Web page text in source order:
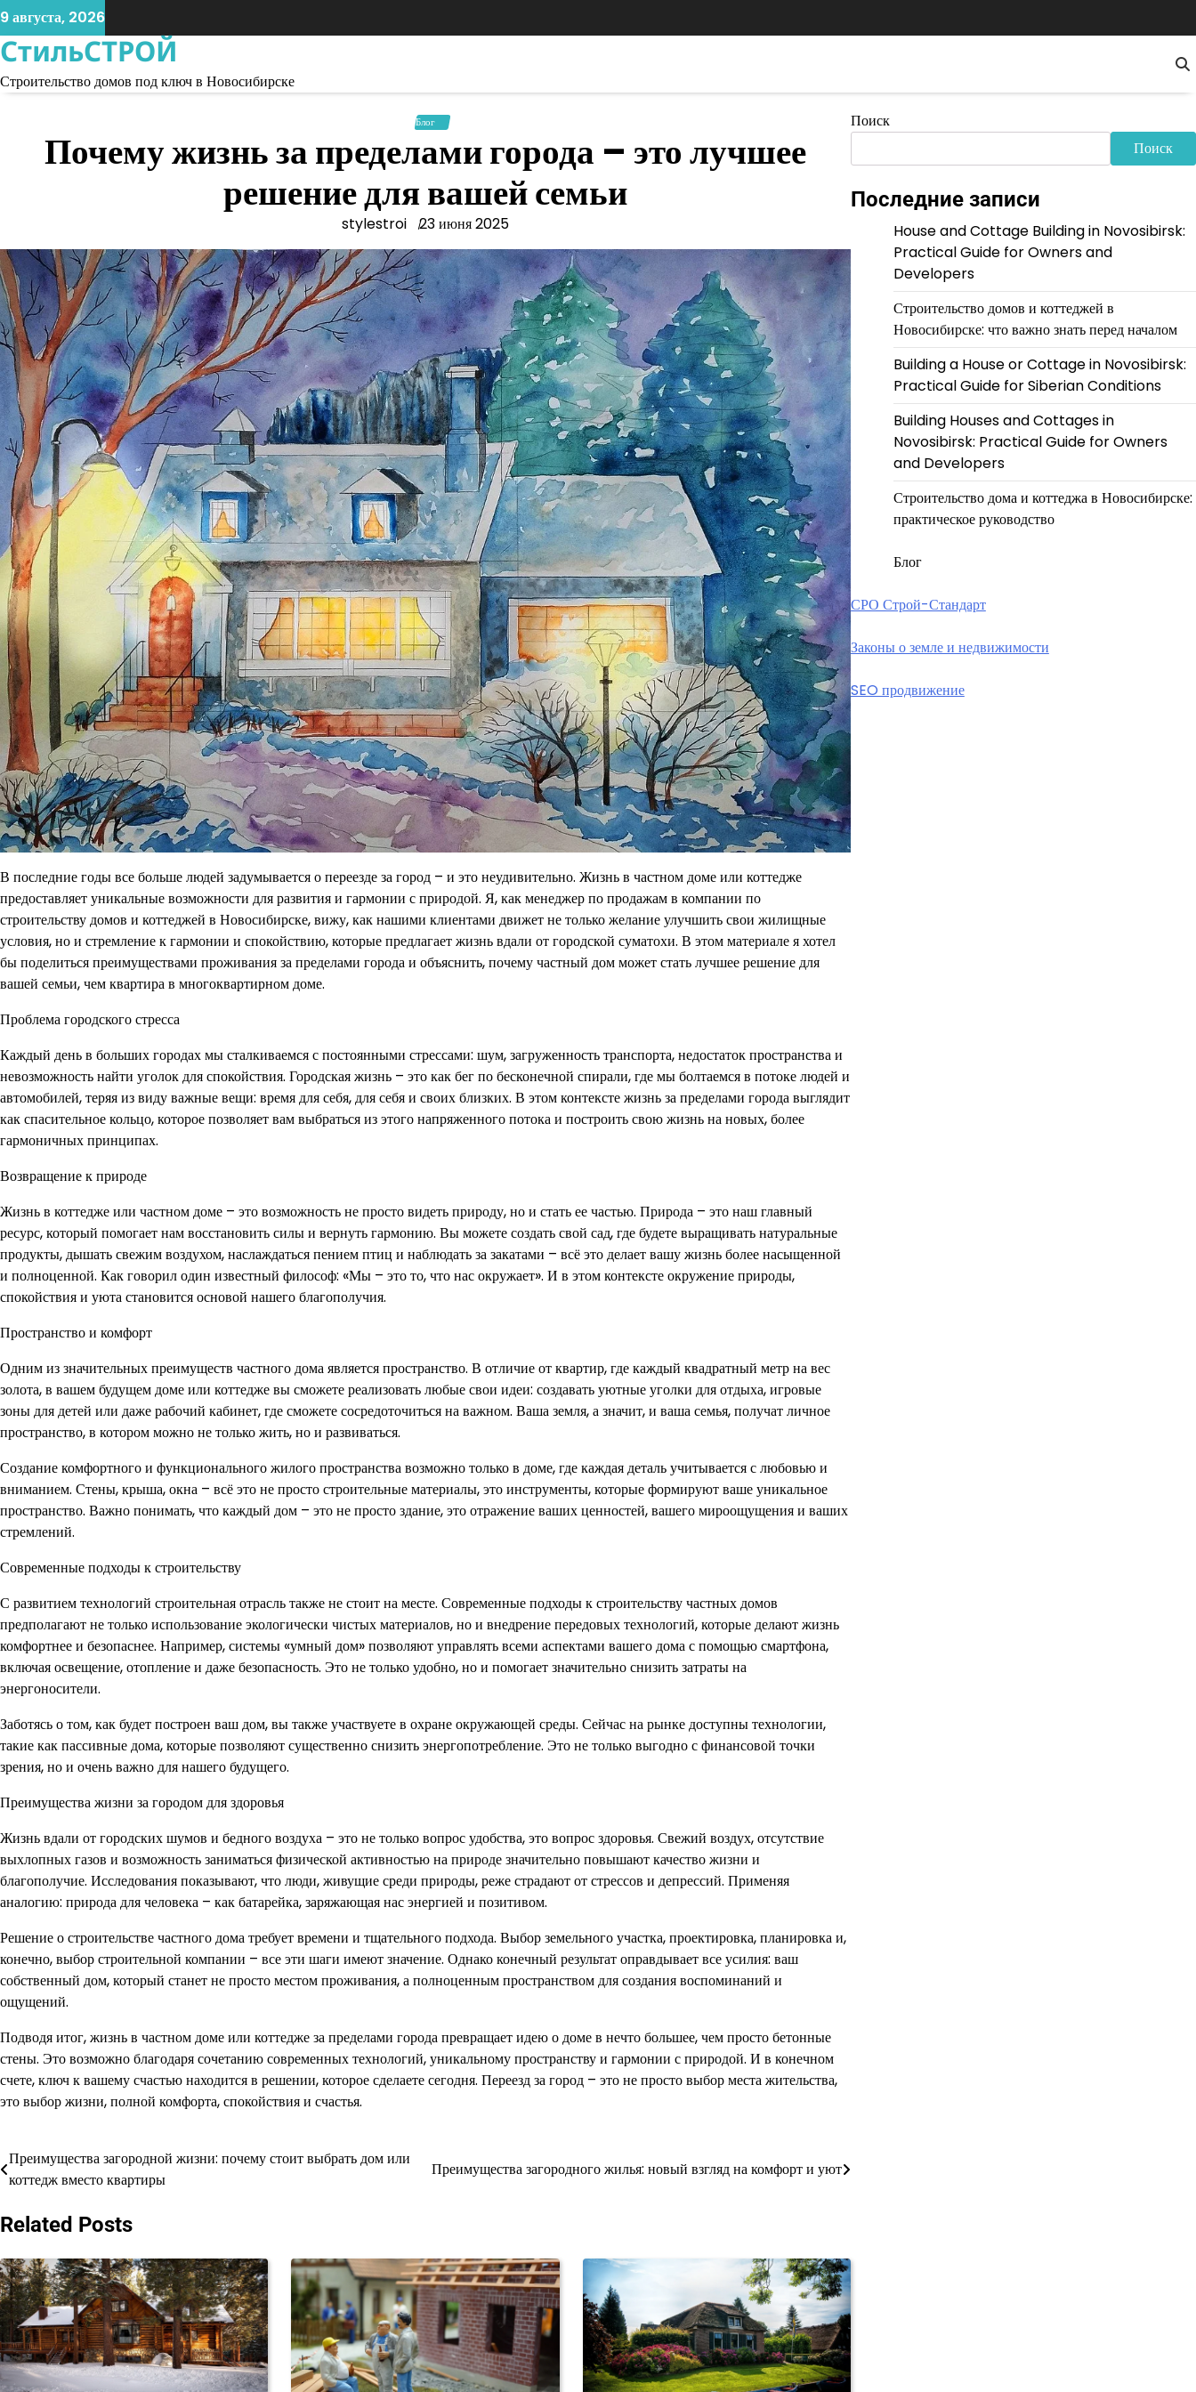
Skip
to
content
9 августа, 2026
СтильСТРОЙ
Строительство домов под ключ в Новосибирске
Блог
Почему жизнь за пределами города – это лучшее
решение для вашей семьи
stylestroi 23 июня 2025
В последние годы все больше людей задумывается о переезде за город – и это неудивительно. Жизнь в частном доме или коттедже
предоставляет уникальные возможности для развития и гармонии с природой. Я, как менеджер по продажам в компании по
строительству домов и коттеджей в Новосибирске, вижу, как нашими клиентами движет не только желание улучшить свои жилищные
условия, но и стремление к гармонии и спокойствию, которые предлагает жизнь вдали от городской суматохи. В этом материале я хотел
бы поделиться преимуществами проживания за пределами города и объяснить, почему частный дом может стать лучшее решение для
вашей семьи, чем квартира в многоквартирном доме.
Проблема городского стресса
Каждый день в больших городах мы сталкиваемся с постоянными стрессами: шум, загруженность транспорта, недостаток пространства и
невозможность найти уголок для спокойствия. Городская жизнь – это как бег по бесконечной спирали, где мы болтаемся в потоке людей и
автомобилей, теряя из виду важные вещи: время для себя, для себя и своих близких. В этом контексте жизнь за пределами города выглядит
как спасительное кольцо, которое позволяет вам выбраться из этого напряженного потока и построить свою жизнь на новых, более
гармоничных принципах.
Возвращение к природе
Жизнь в коттедже или частном доме – это возможность не просто видеть природу, но и стать ее частью. Природа – это наш главный
ресурс, который помогает нам восстановить силы и вернуть гармонию. Вы можете создать свой сад, где будете выращивать натуральные
продукты, дышать свежим воздухом, наслаждаться пением птиц и наблюдать за закатами – всё это делает вашу жизнь более насыщенной
и полноценной. Как говорил один известный философ: «Мы – это то, что нас окружает». И в этом контексте окружение природы,
спокойствия и уюта становится основой нашего благополучия.
Пространство и комфорт
Одним из значительных преимуществ частного дома является пространство. В отличие от квартир, где каждый квадратный метр на вес
золота, в вашем будущем доме или коттедже вы сможете реализовать любые свои идеи: создавать уютные уголки для отдыха, игровые
зоны для детей или даже рабочий кабинет, где сможете сосредоточиться на важном. Ваша земля, а значит, и ваша семья, получат личное
пространство, в котором можно не только жить, но и развиваться.
Создание комфортного и функционального жилого пространства возможно только в доме, где каждая деталь учитывается с любовью и
вниманием. Стены, крыша, окна – всё это не просто строительные материалы, это инструменты, которые формируют ваше уникальное
пространство. Важно понимать, что каждый дом – это не просто здание, это отражение ваших ценностей, вашего мироощущения и ваших
стремлений.
Современные подходы к строительству
С развитием технологий строительная отрасль также не стоит на месте. Современные подходы к строительству частных домов
предполагают не только использование экологически чистых материалов, но и внедрение передовых технологий, которые делают жизнь
комфортнее и безопаснее. Например, системы «умный дом» позволяют управлять всеми аспектами вашего дома с помощью смартфона,
включая освещение, отопление и даже безопасность. Это не только удобно, но и помогает значительно снизить затраты на
энергоносители.
Заботясь о том, как будет построен ваш дом, вы также участвуете в охране окружающей среды. Сейчас на рынке доступны технологии,
такие как пассивные дома, которые позволяют существенно снизить энергопотребление. Это не только выгодно с финансовой точки
зрения, но и очень важно для нашего будущего.
Преимущества жизни за городом для здоровья
Жизнь вдали от городских шумов и бедного воздуха – это не только вопрос удобства, это вопрос здоровья. Свежий воздух, отсутствие
выхлопных газов и возможность заниматься физической активностью на природе значительно повышают качество жизни и
благополучие. Исследования показывают, что люди, живущие среди природы, реже страдают от стрессов и депрессий. Применяя
аналогию: природа для человека – как батарейка, заряжающая нас энергией и позитивом.
Решение о строительстве частного дома требует времени и тщательного подхода. Выбор земельного участка, проектировка, планировка и,
конечно, выбор строительной компании – все эти шаги имеют значение. Однако конечный результат оправдывает все усилия: ваш
собственный дом, который станет не просто местом проживания, а полноценным пространством для создания воспоминаний и
ощущений.
Подводя итог, жизнь в частном доме или коттедже за пределами города превращает идею о доме в нечто большее, чем просто бетонные
стены. Это возможно благодаря сочетанию современных технологий, уникальному пространству и гармонии с природой. И в конечном
счете, ключ к вашему счастью находится в решении, которое сделаете сегодня. Переезд за город – это не просто выбор места жительства,
это выбор жизни, полной комфорта, спокойствия и счастья.
Навигация
записям
Преимущества загородной жизни: почему стоит выбрать дом или
коттедж вместо квартиры
Преимущества загородного жилья: новый взгляд на комфорт и уют
Related Posts
Поиск
Поиск
Последние записи
House and Cottage Building in Novosibirsk:
Practical Guide for Owners and
Developers
Строительство домов и коттеджей в
Новосибирске: что важно знать перед началом
Building a House or Cottage in Novosibirsk:
Practical Guide for Siberian Conditions
Building Houses and Cottages in
Novosibirsk: Practical Guide for Owners
and Developers
Строительство дома и коттеджа в Новосибирске:
практическое руководство
Блог
СРО Строй-Стандарт
Законы о земле и недвижимости
SEO продвижение